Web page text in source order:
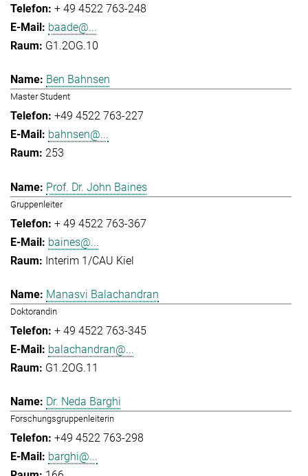
+ 49 4522 763-248
baade@...
G1.2OG.10
Ben Bahnsen
Master Student
+49 4522 763-227
bahnsen@...
253
Prof. Dr. John Baines
Gruppenleiter
+ 49 4522 763-367
baines@...
Interim 1/CAU Kiel
Manasvi Balachandran
Doktorandin
+ 49 4522 763-345
balachandran@...
G1.2OG.11
Dr. Neda Barghi
Forschungsgruppenleiterin
+49 4522 763-298
barghi@...